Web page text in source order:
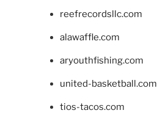
reefrecordsllc.com
alawaffle.com
aryouthfishing.com
united-basketball.com
tios-tacos.com